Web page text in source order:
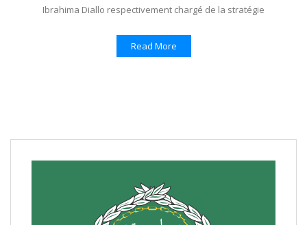
Ibrahima Diallo respectivement chargé de la stratégie
Read More